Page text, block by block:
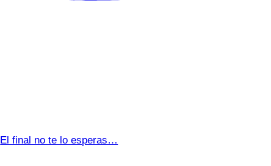
El final no te lo esperas…